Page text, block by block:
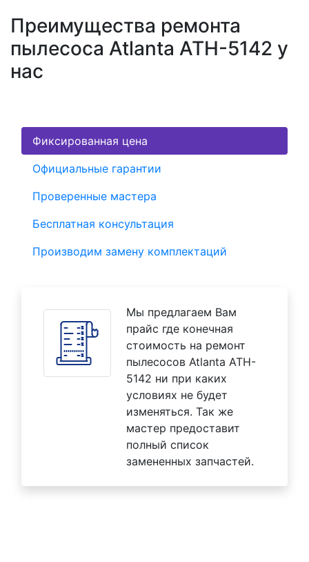
Преимущества ремонта
пылесоса Atlanta ATH-5142 у
нас
Фиксированная цена
Официальные гарантии
Проверенные мастера
Бесплатная консультация
Производим замену комплектаций
Мы предлагаем Вам
прайс где конечная
стоимость на ремонт
пылесосов Atlanta ATH-
5142 ни при каких
условиях не будет
изменяться. Так же
мастер предоставит
полный список
замененных запчастей.